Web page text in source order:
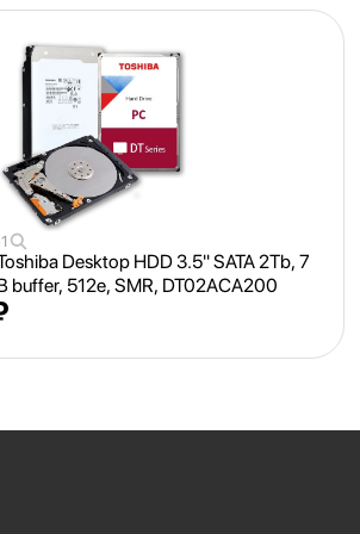
Desktop HDD 3.5" SATA 2Tb, 7
buffer, 512e, SMR, DT02ACA200